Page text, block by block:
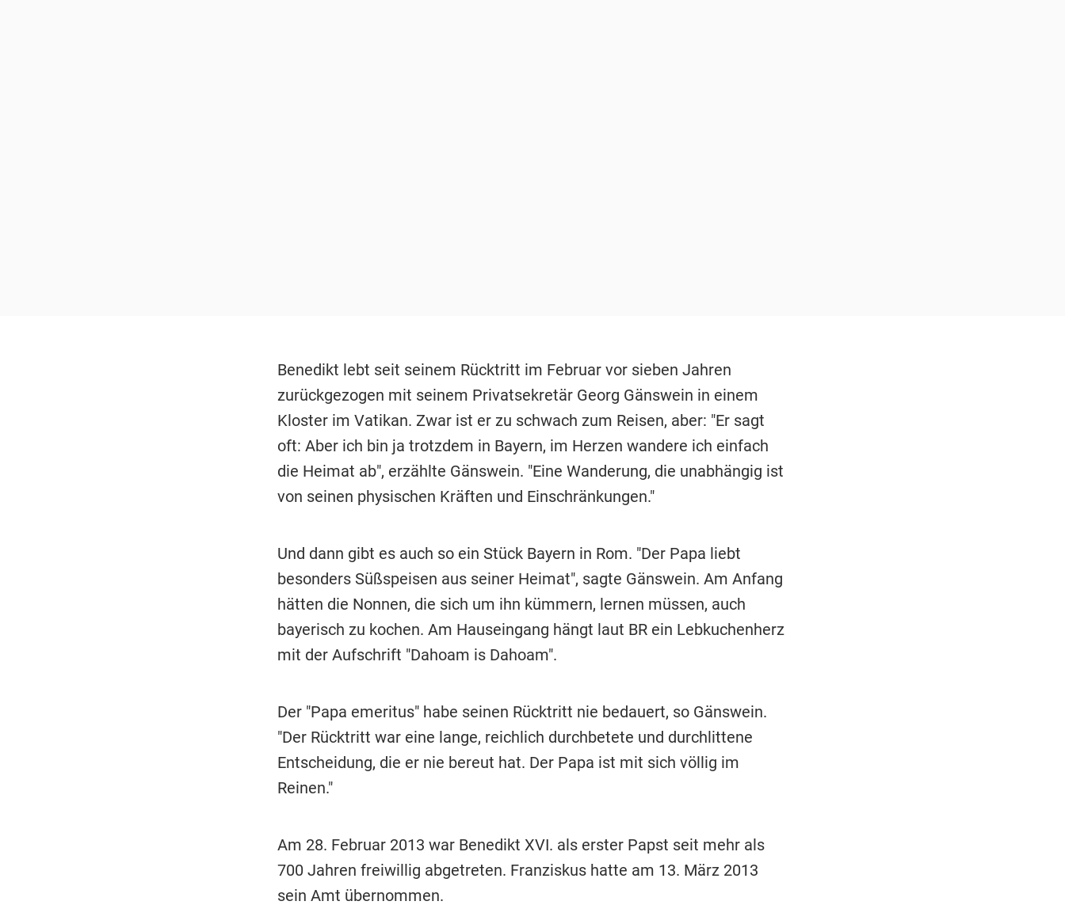
Benedikt lebt seit seinem Rücktritt im Februar vor sieben Jahren
zurückgezogen mit seinem Privatsekretär Georg Gänswein in einem
Kloster im Vatikan. Zwar ist er zu schwach zum Reisen, aber: "Er sagt
oft: Aber ich bin ja trotzdem in Bayern, im Herzen wandere ich einfach
die Heimat ab", erzählte Gänswein. "Eine Wanderung, die unabhängig ist
von seinen physischen Kräften und Einschränkungen."
Und dann gibt es auch so ein Stück Bayern in Rom. "Der Papa liebt
besonders Süßspeisen aus seiner Heimat", sagte Gänswein. Am Anfang
hätten die Nonnen, die sich um ihn kümmern, lernen müssen, auch
bayerisch zu kochen. Am Hauseingang hängt laut BR ein Lebkuchenherz
mit der Aufschrift "Dahoam is Dahoam".
Der "Papa emeritus" habe seinen Rücktritt nie bedauert, so Gänswein.
"Der Rücktritt war eine lange, reichlich durchbetete und durchlittene
Entscheidung, die er nie bereut hat. Der Papa ist mit sich völlig im
Reinen."
Am 28. Februar 2013 war Benedikt XVI. als erster Papst seit mehr als
700 Jahren freiwillig abgetreten. Franziskus hatte am 13. März 2013
sein Amt übernommen.